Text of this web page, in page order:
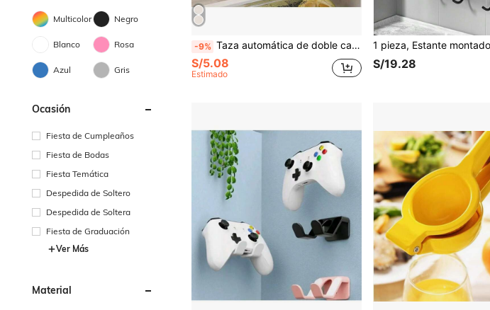
Multicolor Negro
Blanco Rosa
Azul Gris
Ocasión
Fiesta de Cumpleaños
Fiesta de Bodas
Fiesta Temática
Despedida de Soltero
Despedida de Soltera
Fiesta de Graduación
Ver Más
Material
-9% Taza automática de doble capa para huevos, mantiene los huevos frescos, contenedor deslizante que sostiene de 12 a 14 huevos - Diseño con bisagras, material de plástico, sin contacto con alimentos - Organizador de espacio en el refrigerador, estante para huevos de cocina
S/5.08
Estimado
S/19.28